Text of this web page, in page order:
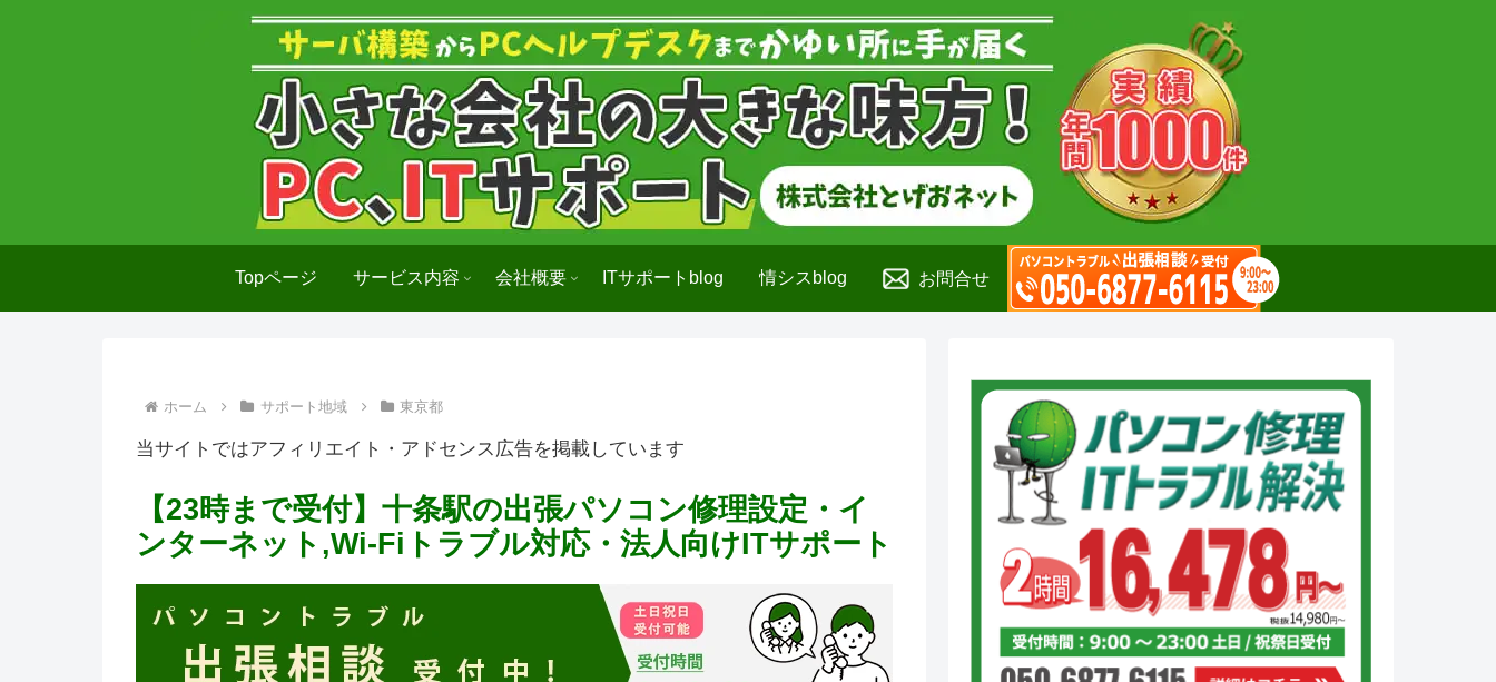
Topページ サービス内容 会社概要 ITサポートblog 情シスblog お問合せ
ホーム サポート地域 東京都
当サイトではアフィリエイト・アドセンス広告を掲載しています
【23時まで受付】十条駅の出張パソコン修理設定・イ
ンターネット,Wi-Fiトラブル対応・法人向けITサポート